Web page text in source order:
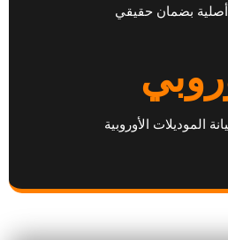
بضمان حقيقي
الموديلات الأوروبية